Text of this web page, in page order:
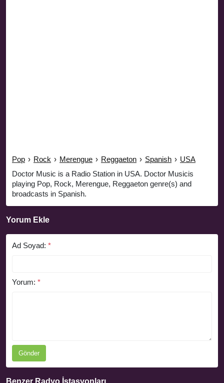
Pop › Rock › Merengue › Reggaeton › Spanish › USA
Doctor Music is a Radio Station in USA. Doctor Musicis
playing Pop, Rock, Merengue, Reggaeton genre(s) and
broadcasts in Spanish.
Yorum Ekle
Ad Soyad: *
Yorum: *
Gönder